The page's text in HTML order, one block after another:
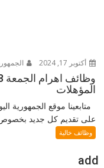
أكتوبر 17, 2024
المؤهلات
متابعينا موقع الجمهورية
على تقديم كل جديد
وظائف خالية
add